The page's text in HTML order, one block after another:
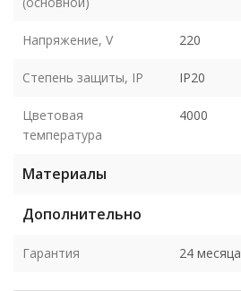
Напряжение, V 220
Степень защиты, IP IP20
Цветовая
температура
4000
Материалы
Дополнительно
Гарантия 24 месяца